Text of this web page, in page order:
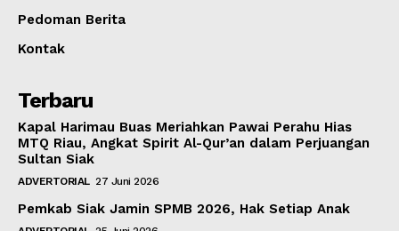
Pedoman Berita
Kontak
Terbaru
Kapal Harimau Buas Meriahkan Pawai Perahu Hias
MTQ Riau, Angkat Spirit Al-Qur’an dalam Perjuangan
Sultan Siak
ADVERTORIAL 27 Juni 2026
Pemkab Siak Jamin SPMB 2026, Hak Setiap Anak